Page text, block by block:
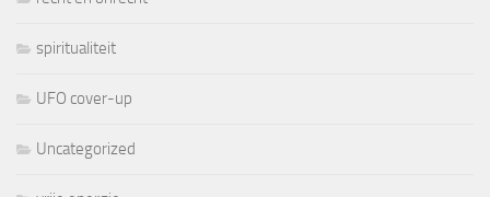
spiritualiteit
UFO cover-up
Uncategorized